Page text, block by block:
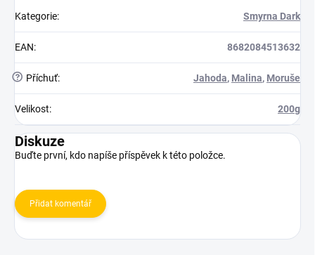
Kategorie: Smyrna Dark
EAN: 8682084513632
? Příchuť: Jahoda, Malina, Moruše
Velikost: 200g
Diskuze
Buďte první, kdo napíše příspěvek k této položce.
Přidat komentář